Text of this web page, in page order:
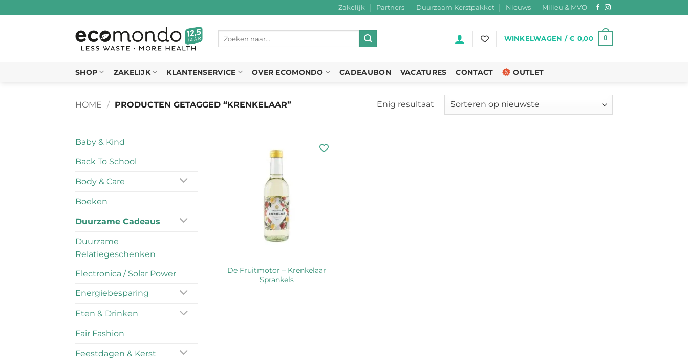
Zakelijk Partners Duurzaam Kerstpakket Nieuws Milieu & MVO
Zoeken
WINKELWAGEN /€ 0,00 0
SHOP ZAKELIJK KLANTENSERVICE OVER ECOMONDO CADEAUBON VACATURES CONTACT OUTLET
HOME / PRODUCTEN GETAGGED “KRENKELAAR” Enig resultaat
Baby & Kind
Back To School
Body & Care
Boeken
Duurzame Cadeaus
Duurzame
Relatiegeschenken
Electronica / Solar Power
Energiebesparing
Eten & Drinken
Fair Fashion
Feestdagen & Kerst
De Fruitmotor – Krenkelaar
Sprankels